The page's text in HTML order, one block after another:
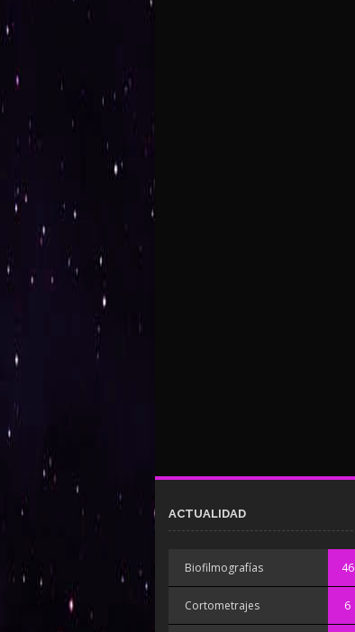
ACTUALIDAD
Biofilmografías 46
Cortometrajes 6